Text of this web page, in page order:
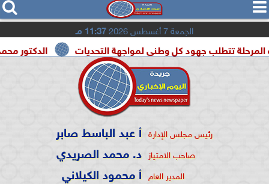
  
الجمعة 7 أغسطس 2026 11:37 مـ
الدكتور محمد جهود كل وطنى لمواجهة التحديات
رئيس مجلس الإدارة أ عبد الباسط صابر
صاحب الامتياز د. محمد الصريدي
المدير العام أ محمود الكيلاني